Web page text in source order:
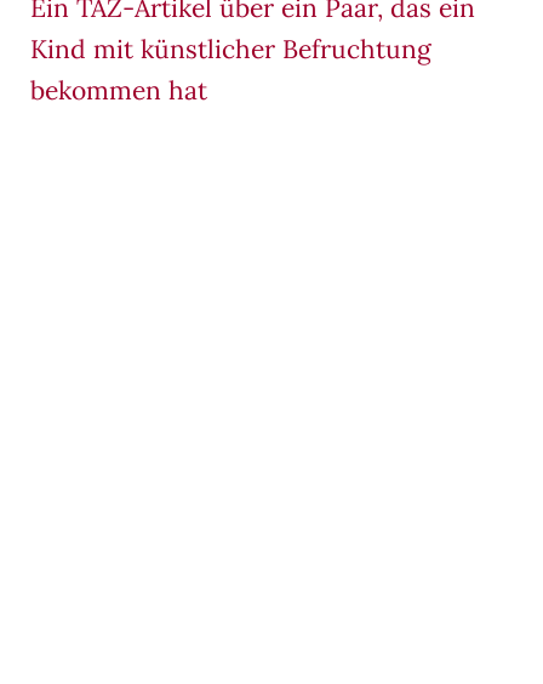
Ein TAZ-Artikel über ein Paar, das ein
Kind mit künstlicher Befruchtung
bekommen hat